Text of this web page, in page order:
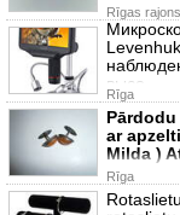
Rīgas rajons
высо
Rīga
ar
Milda )
Rīga